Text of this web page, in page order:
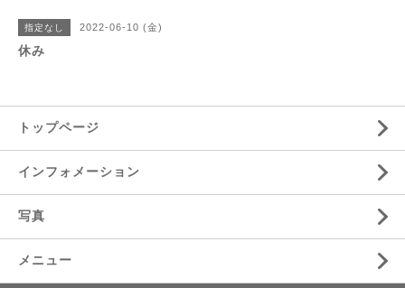
指定なし 2022-06-10 (金)
休み
トップページ
インフォメーション
写真
メニュー